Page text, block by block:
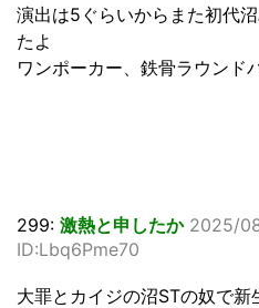
演出は5ぐらいからまた初代
たよ
ワンポーカー、鉄骨ラウンド
299: 激熱と申したか 2025/
ID:Lbq6Pme70
大罪とカイジの沼STの奴で